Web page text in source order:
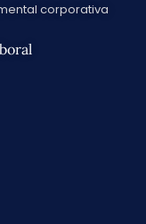
corporativa